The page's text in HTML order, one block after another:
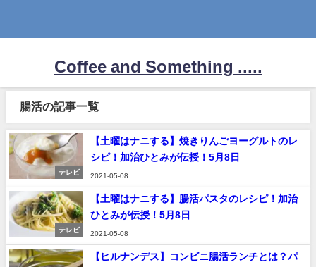
Coffee and Something .....
腸活の記事一覧
テレビ
【土曜はナニする】焼きりんごヨーグルトのレ
シピ！加治ひとみが伝授！5月8日
2021-05-08
テレビ
【土曜はナニする】腸活パスタのレシピ！加治
ひとみが伝授！5月8日
2021-05-08
【ヒルナンデス】コンビニ腸活ランチとは？パ